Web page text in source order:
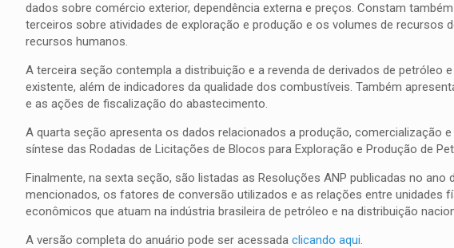
dados sobre comércio exterior, dependência externa e preços. Constam
terceiros sobre atividades de exploração e produção e os volumes de recursos
recursos humanos.
A terceira seção contempla a distribuição e a revenda de derivados de
existente, além de indicadores da qualidade dos combustíveis. Também
e as ações de fiscalização do abastecimento.
A quarta seção apresenta os dados relacionados a produção, comercialização
síntese das Rodadas de Licitações de Blocos para Exploração e Produção de
Finalmente, na sexta seção, são listadas as Resoluções ANP publicadas no
mencionados, os fatores de conversão utilizados e as relações entre unidades
econômicos que atuam na indústria brasileira de petróleo e na distribuição
A versão completa do anuário pode ser acessada clicando aqui.